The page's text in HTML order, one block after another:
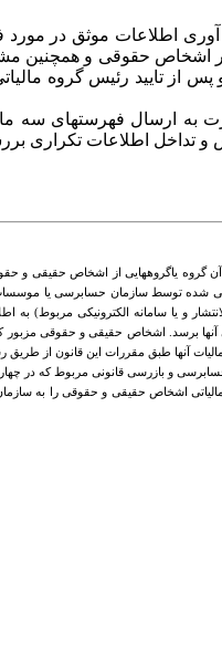
شماره 3857 مورخ 1383/03/17 موضوع
از تایید رئیس گروه
به ارسال فهرستهای سه
تداخل اطلاعات تکراری
آن گروه یاگروههایی از اشخاص
حسابرسی شده توسط سازمان حسابرسی
و یا سامانه الکترونیکی
آنها برسد. اشخاص حقیقی و حقوقی
مالیاتی اشخاص حقیقی و حقوقی